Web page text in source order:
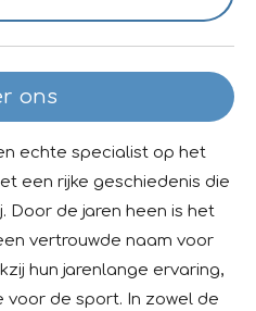
ons
echte specialist op het
een rijke geschiedenis die
Door de jaren heen is het
vertrouwde naam voor
hun jarenlange ervaring,
voor de sport. In zowel de